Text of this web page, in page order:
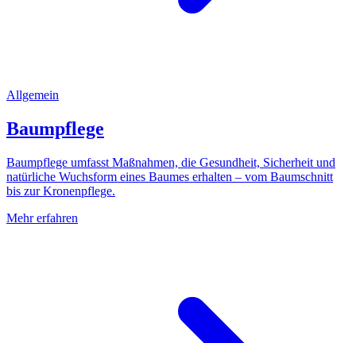
Allgemein
Baumpflege
Baumpflege umfasst Maßnahmen, die Gesundheit, Sicherheit und
natürliche Wuchsform eines Baumes erhalten – vom Baumschnitt
bis zur Kronenpflege.
Mehr erfahren